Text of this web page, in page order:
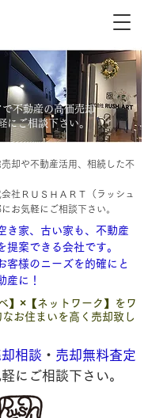
不動産の高価売却
にご相談下さい。
却や不動産活用、相続した不
社ＲＵＳＨＡＲＴ（ラッシュ
お気軽にご相談下さい。
き家、古い家も、不動産
提案できる会社です。
客様のニーズを的確にと
産に！
】×【ネットワーク】をワ
お住まいを高く売却致し
相談 ・ 売却無料査定
にご相談下さい。